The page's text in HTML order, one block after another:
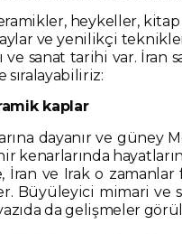
heykeller,
ve yenilikçi
sanat tarihi var. İran
sıralayabiliriz:
kaplar
dayanır ve güney
kenarlarında
İran ve Irak o
Büyüleyici mimari ve
da gelişmeler